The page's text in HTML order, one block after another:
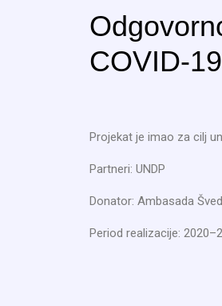
COVID-19
Projekat je imao za cilj
Partneri: UNDP
Donator: Ambasada
Period realizacije: